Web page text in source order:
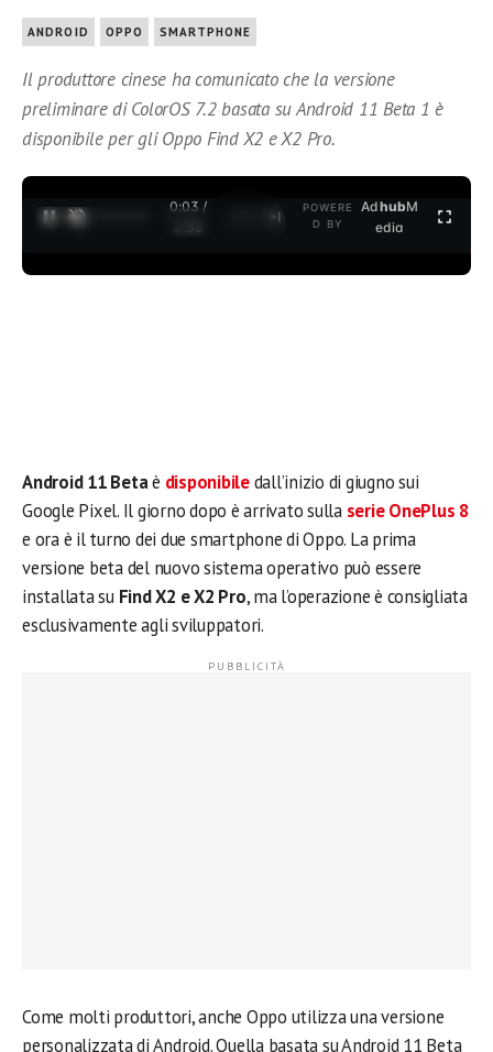
ANDROID OPPO SMARTPHONE
Il produttore cinese ha comunicato che la versione
preliminare di ColorOS 7.2 basata su Android 11 Beta 1 è
disponibile per gli Oppo Find X2 e X2 Pro.
0:04 /
3:35
POWERE
D BY
AdhubM
edia
Android 11 Betaè disponibiledall’inizio di giugno sui
Google Pixel. Il giorno dopo è arrivato sulla serie OnePlus 8
e ora è il turno dei due smartphone di Oppo. La prima
versione beta del nuovo sistema operativo può essere
installata su Find X2 e X2 Pro, ma l’operazione è consigliata
esclusivamente agli sviluppatori.
Come molti produttori, anche Oppo utilizza una versione
personalizzata di Android. Quella basata su Android 11 Beta